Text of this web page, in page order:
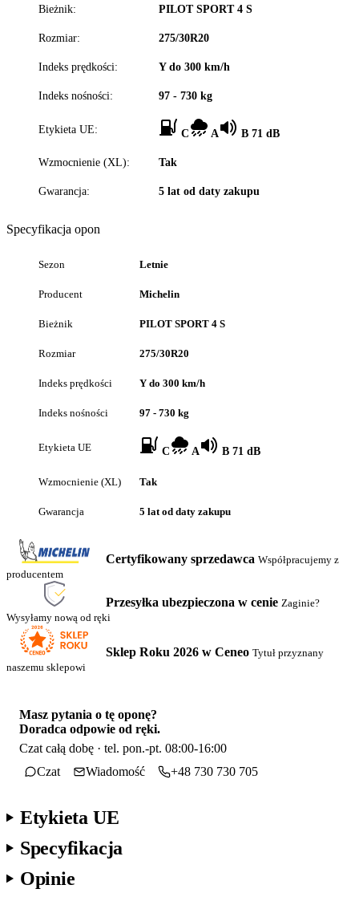
Bieżnik: PILOT SPORT 4 S
Rozmiar: 275/30R20
Indeks prędkości: Y do 300 km/h
Indeks nośności: 97 - 730 kg
Etykieta UE: C A B 71 dB
Wzmocnienie (XL): Tak
Gwarancja: 5 lat od daty zakupu
Specyfikacja opon
Sezon Letnie
Producent Michelin
Bieżnik PILOT SPORT 4 S
Rozmiar 275/30R20
Indeks prędkości Y do 300 km/h
Indeks nośności 97 - 730 kg
Etykieta UE C A B 71 dB
Wzmocnienie (XL) Tak
Gwarancja 5 lat od daty zakupu
Certyfikowany sprzedawca Współpracujemy z
producentem
Przesyłka ubezpieczona w cenie Zaginie?
Wysyłamy nową od ręki
Sklep Roku 2026 w Ceneo Tytuł przyznany
naszemu sklepowi
Masz pytania o tę oponę?
Doradca odpowie od ręki.
Czat całą dobę · tel. pon.-pt. 08:00-16:00
Czat
Wiadomość +48 730 730 705
Etykieta UE
Specyfikacja
Opinie